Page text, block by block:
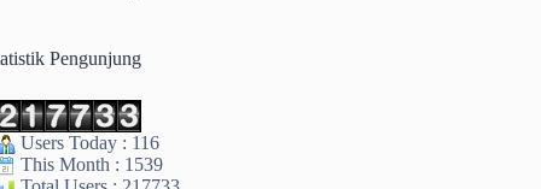
Pengunjung
Users Today : 116
This Month : 1539